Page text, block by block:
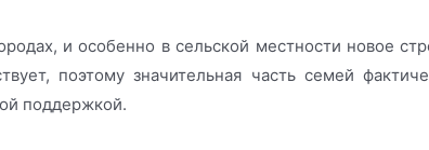
и особенно в сельской местности новое
поэтому значительная часть семей
поддержкой.